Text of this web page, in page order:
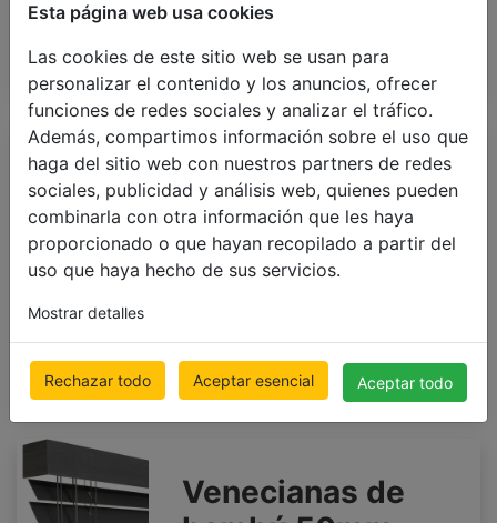
Esta página web usa cookies
Las cookies de este sitio web se usan para
personalizar el contenido y los anuncios, ofrecer
funciones de redes sociales y analizar el tráfico.
Además, compartimos información sobre el uso que
haga del sitio web con nuestros partners de redes
sociales, publicidad y análisis web, quienes pueden
combinarla con otra información que les haya
proporcionado o que hayan recopilado a partir del
uso que haya hecho de sus servicios.
Mostrar detalles
Rechazar todo Aceptar esencial Aceptar todo
Premium
Venecianas de
madera 65mm
GLOSS
500 x 1000mm
Venecianas de